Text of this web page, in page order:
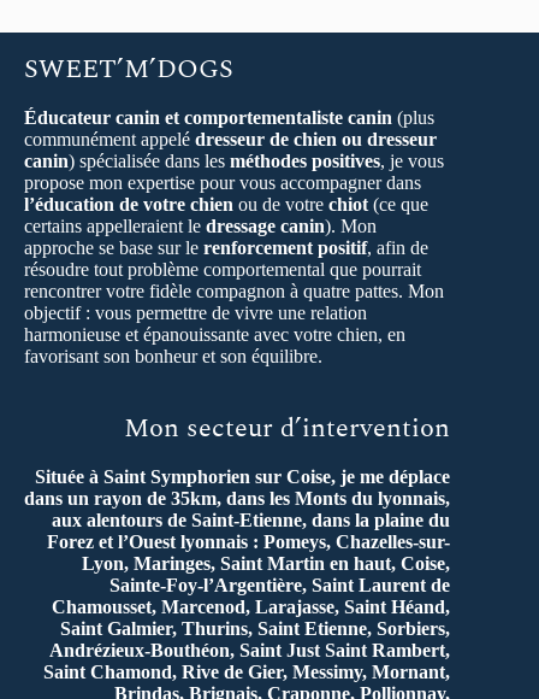
SWEET’M’DOGS
Éducateur canin et comportementaliste canin (plus
communément appelé dresseur de chien ou dresseur
canin) spécialisée dans les méthodes positives, je vous
propose mon expertise pour vous accompagner dans
l’éducation de votre chien ou de votre chiot (ce que
certains appelleraient le dressage canin). Mon
approche se base sur le renforcement positif, afin de
résoudre tout problème comportemental que pourrait
rencontrer votre fidèle compagnon à quatre pattes. Mon
objectif : vous permettre de vivre une relation
harmonieuse et épanouissante avec votre chien, en
favorisant son bonheur et son équilibre.
Mon secteur d’intervention
Située à Saint Symphorien sur Coise, je me déplace
dans un rayon de 35km, dans les Monts du lyonnais,
aux alentours de Saint-Etienne, dans la plaine du
Forez et l’Ouest lyonnais : Pomeys, Chazelles-sur-
Lyon, Maringes, Saint Martin en haut, Coise,
Sainte-Foy-l’Argentière, Saint Laurent de
Chamousset, Marcenod, Larajasse, Saint Héand,
Saint Galmier, Thurins, Saint Etienne, Sorbiers,
Andrézieux-Bouthéon, Saint Just Saint Rambert,
Saint Chamond, Rive de Gier, Messimy, Mornant,
Brindas, Brignais, Craponne, Pollionnay,